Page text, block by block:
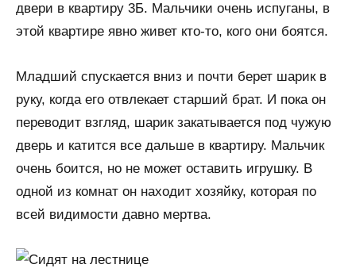
двери в квартиру 3Б. Мальчики очень испуганы, в
этой квартире явно живет кто-то, кого они боятся.
Младший спускается вниз и почти берет шарик в
руку, когда его отвлекает старший брат. И пока он
переводит взгляд, шарик закатывается под чужую
дверь и катится все дальше в квартиру. Мальчик
очень боится, но не может оставить игрушку. В
одной из комнат он находит хозяйку, которая по
всей видимости давно мертва.